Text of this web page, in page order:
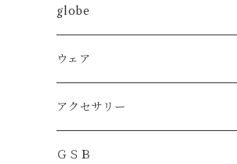
globe
MMA
BOXING
KICKBOXING
ウェア
DRYT
DRYトレーニングショーツ
アクセサリー
ＧＳＢ